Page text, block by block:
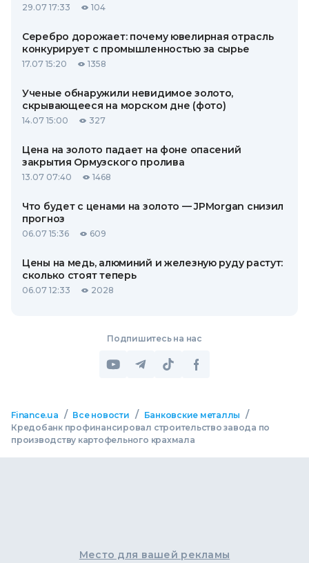
29.07 17:33 104
Серебро дорожает: почему ювелирная отрасль
конкурирует с промышленностью за сырье
17.07 15:20 1358
Ученые обнаружили невидимое золото,
скрывающееся на морском дне (фото)
14.07 15:00 327
Цена на золото падает на фоне опасений
закрытия Ормузского пролива
13.07 07:40 1468
Что будет с ценами на золото — JPMorgan снизил
прогноз
06.07 15:36 609
Цены на медь, алюминий и железную руду растут:
сколько стоят теперь
06.07 12:33 2028
Подпишитесь на нас
Finance.ua / Все новости / Банковские металлы /
Кредобанк профинансировал строительство завода по
производству картофельного крахмала
Место для вашей рекламы